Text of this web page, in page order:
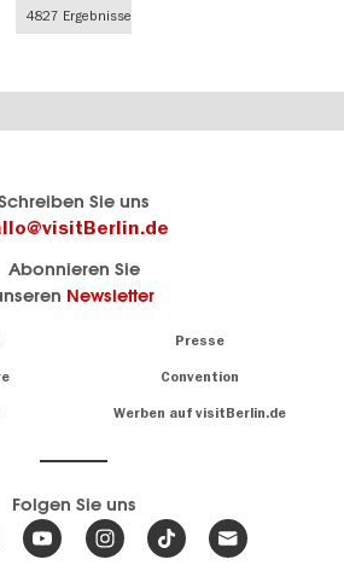
4827 Ergebnisse
Sie uns
Abonnieren Sie
Newsletter
Presse
Convention
Werben auf visitBerlin.de
Folgen Sie uns